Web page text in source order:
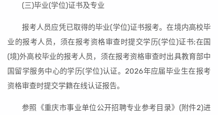
(三)毕业(学位)证书及专业
报考人员应凭已取得的毕业(学位)证书报考。在境内高校毕
业的报考人员，须在报考资格审查时提交学历(学位)证书;在国
(境)外高校毕业的报考人员，须在报考资格审查时出具教育部中
国留学服务中心的学历(学位)认证。2026年应届毕业生在报考
资格审查时提交学籍在线认证报告。
参照《重庆市事业单位公开招聘专业参考目录》(附件2)进